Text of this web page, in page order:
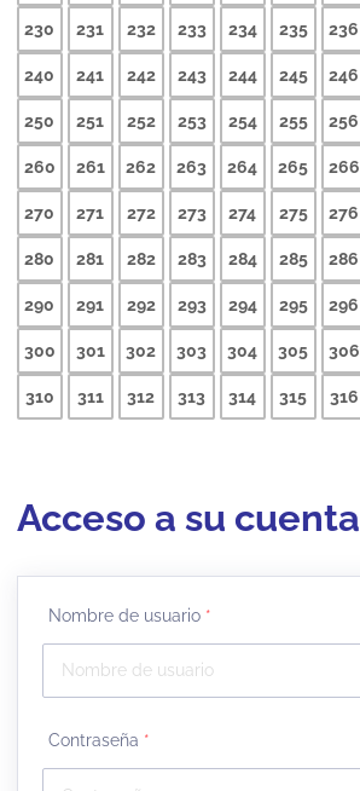
230 231 232 233 234 235 236
240 241 242 243 244 245 246
250 251 252 253 254 255 256
260 261 262 263 264 265 266
270 271 272 273 274 275 276
280 281 282 283 284 285 286
290 291 292 293 294 295 296
300 301 302 303 304 305 306
310 311 312 313 314 315 316
Acceso a su cuenta
Nombre de usuario *
Contraseña *